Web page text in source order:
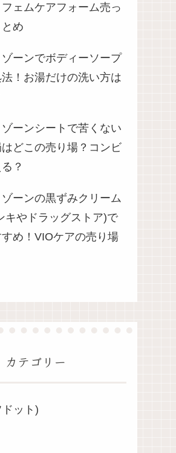
ェムケアフォーム売っ
め
ーンでボディーソープ
！お湯だけの洗い方は
ーンシートで苦くない
どこの売り場？コンビ
？
ーンの黒ずみクリーム
キやドラッグストア)で
め！VIOケアの売り場
カテゴリー
ット)